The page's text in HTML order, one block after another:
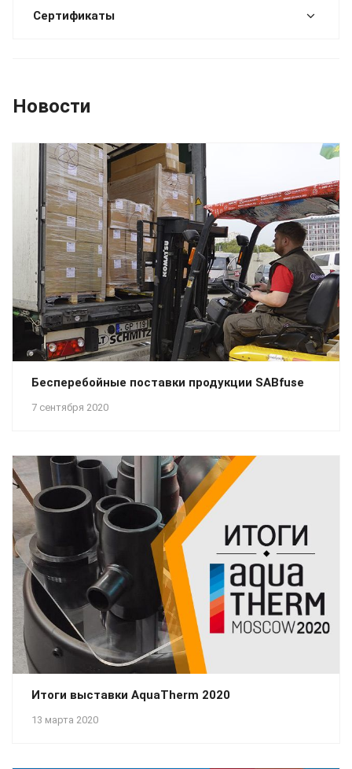
Сертификаты
Новости
7 сентября 2020
Бесперебойные поставки продукции SABfuse
13 марта 2020
Итоги выставки AquaTherm 2020